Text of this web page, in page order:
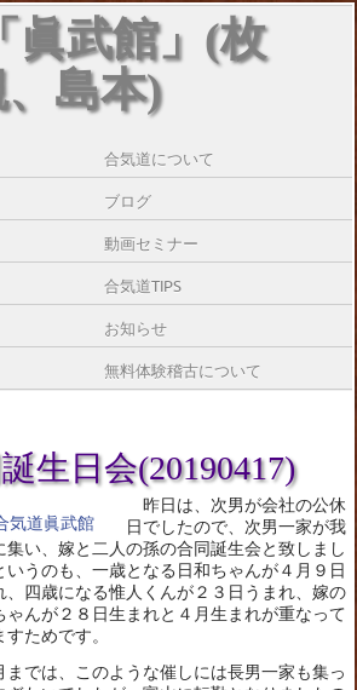
眞武館」(枚
島本)
合気道について
ブログ
動画セミナー
合気道TIPS
お知らせ
無料体験稽古について
生日会(20190417)
昨日は、次男が会社の公休
日でしたので、次男一家が我
集い、嫁と二人の孫の合同誕生会と致しまし
いうのも、一歳となる日和ちゃんが４月９日
、四歳になる惟人くんが２３日うまれ、嫁の
ゃんが２８日生まれと４月生まれが重なって
すためです。
までは、このような催しには長男一家も集っ